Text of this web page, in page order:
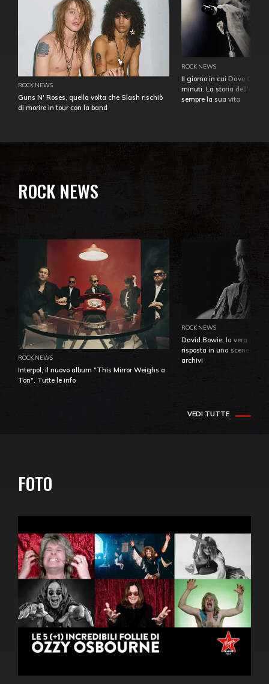
ROCK NEWS
Guns N' Roses, quella volta che Slash rischiò
di morire in tour con la band
ROCK NEWS
Il giorno in cui Dave
minuti. La storia
sempre la sua vita
ROCK NEWS
ROCK NEWS
Interpol, il nuovo album "This Mirror Weighs a
Ton". Tutte le info
ROCK NEWS
David Bowie, la vera
risposta in una
archivi
VEDI TUTTE
FOTO